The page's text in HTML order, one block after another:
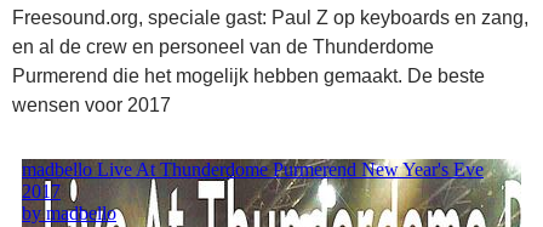
Freesound.org, speciale gast: Paul Z op keyboards en zang,
en al de crew en personeel van de Thunderdome
Purmerend die het mogelijk hebben gemaakt. De beste
wensen voor 2017